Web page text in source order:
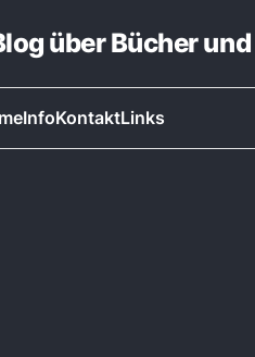
über Bücher
InfoKontaktLinks